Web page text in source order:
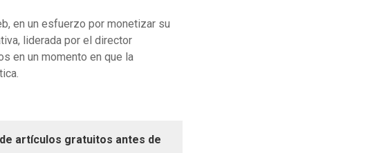
en un esfuerzo por monetizar su
liderada por el director
en un momento en que la
artículos gratuitos antes de